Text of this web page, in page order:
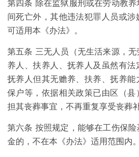
第四条 除在监狱服刑或在劳动教
间死亡外，其他违法犯罪人员或涉
可适用本《办法》。
第五条 三无人员（无生活来源，
养人、扶养人、抚养人及虽然有法
抚养人但其无赡养、扶养、抚养能
保户等，依据相关政策已由区（县
担其丧葬事宜，不再重复享受丧葬补
第六条 按照规定，能够在工伤保
金的，不在本《办法》适用范围内。